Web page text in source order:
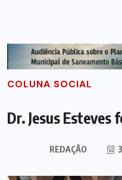
COLUNA SOCIAL
Dr. Jesus Esteves
REDAÇÃO